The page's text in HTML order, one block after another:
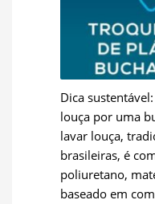
Dica
louça por uma
lavar louça,
brasileiras, é
poliuretano,
baseado em